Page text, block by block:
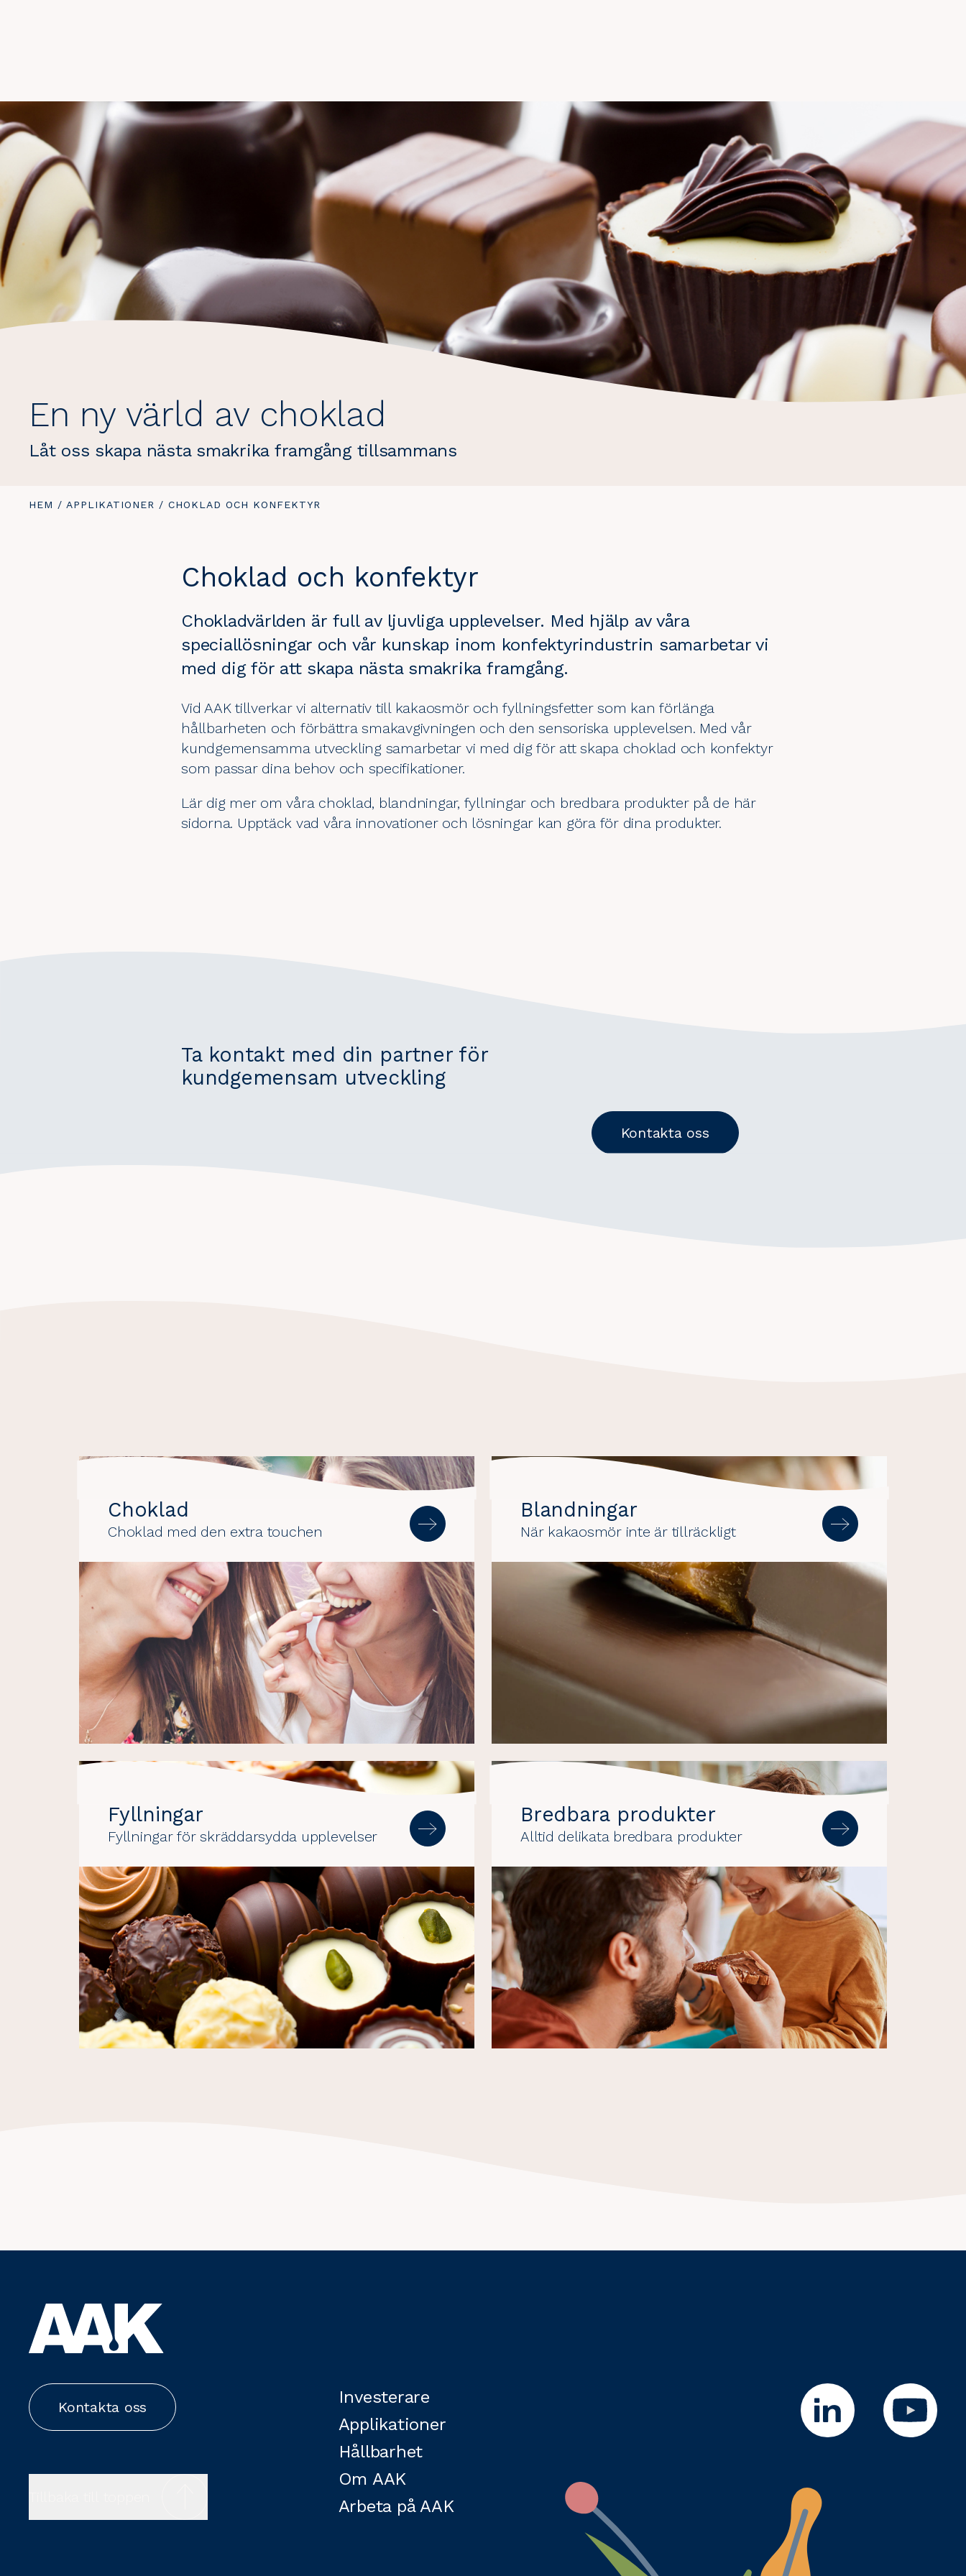
En ny värld av choklad
Låt oss skapa nästa smakrika framgång tillsammans
DU
HEM / APPLIKATIONER / DU
CHOKLAD OCH KONFEKTYR
Choklad och konfektyr
Chokladvärlden är full av ljuvliga upplevelser. Med hjälp av våra
speciallösningar och vår kunskap inom konfektyrindustrin samarbetar vi
med dig för att skapa nästa smakrika framgång.
Vid AAK tillverkar vi alternativ till kakaosmör och fyllningsfetter som kan förlänga
hållbarheten och förbättra smakavgivningen och den sensoriska upplevelsen. Med vår
kundgemensamma utvecklingsamarbetar vi med dig för att skapa choklad och konfektyr
som passar dina behov och specifikationer.
Lär dig mer om våra choklad, blandningar, fyllningar och bredbara produkter på de här
sidorna. Upptäck vad våra innovationer och lösningar kan göra för dina produkter.
Ta kontakt med din partner för
kundgemensam utveckling
Kontakta oss
Choklad
Choklad med den extra touchen
Blandningar
När kakaosmör inte är tillräckligt
Fyllningar
Fyllningar för skräddarsydda upplevelser
Bredbara produkter
Alltid delikata bredbara produkter
Kontakta oss
Investerare
Applikationer
Hållbarhet
Om AAK
Arbeta på AAK